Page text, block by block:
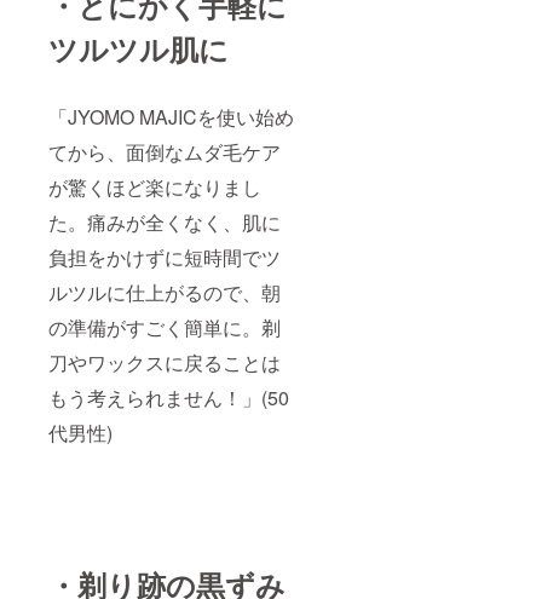
ツルツル肌に
「JYOMO MAJICを使い始め
てから、面倒なムダ毛ケア
が驚くほど楽になりまし
た。痛みが全くなく、肌に
負担をかけずに短時間でツ
ルツルに仕上がるので、朝
の準備がすごく簡単に。剃
刀やワックスに戻ることは
もう考えられません！」(50
代男性)
・剃り跡の黒ずみ